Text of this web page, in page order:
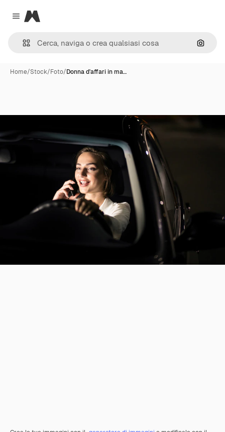
Close menu
Magnific
Cerca
Home/Stock/Foto/Donna d'affari in ma…